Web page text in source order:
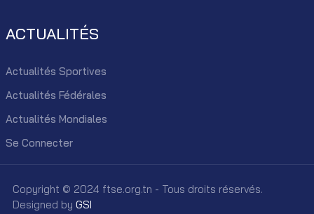
ACTUALITÉS
Actualités Sportives
Actualités Fédérales
Actualités Mondiales
Se Connecter
Copyright © 2024 ftse.org.tn - Tous droits réservés.
Designed by GSI